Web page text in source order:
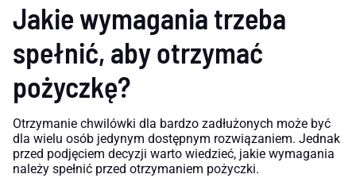
Jakie wymagania trzeba
spełnić, aby otrzymać
pożyczkę?
Otrzymanie chwilówki dla bardzo zadłużonych może być
dla wielu osób jedynym dostępnym rozwiązaniem. Jednak
przed podjęciem decyzji warto wiedzieć, jakie wymagania
należy spełnić przed otrzymaniem pożyczki.